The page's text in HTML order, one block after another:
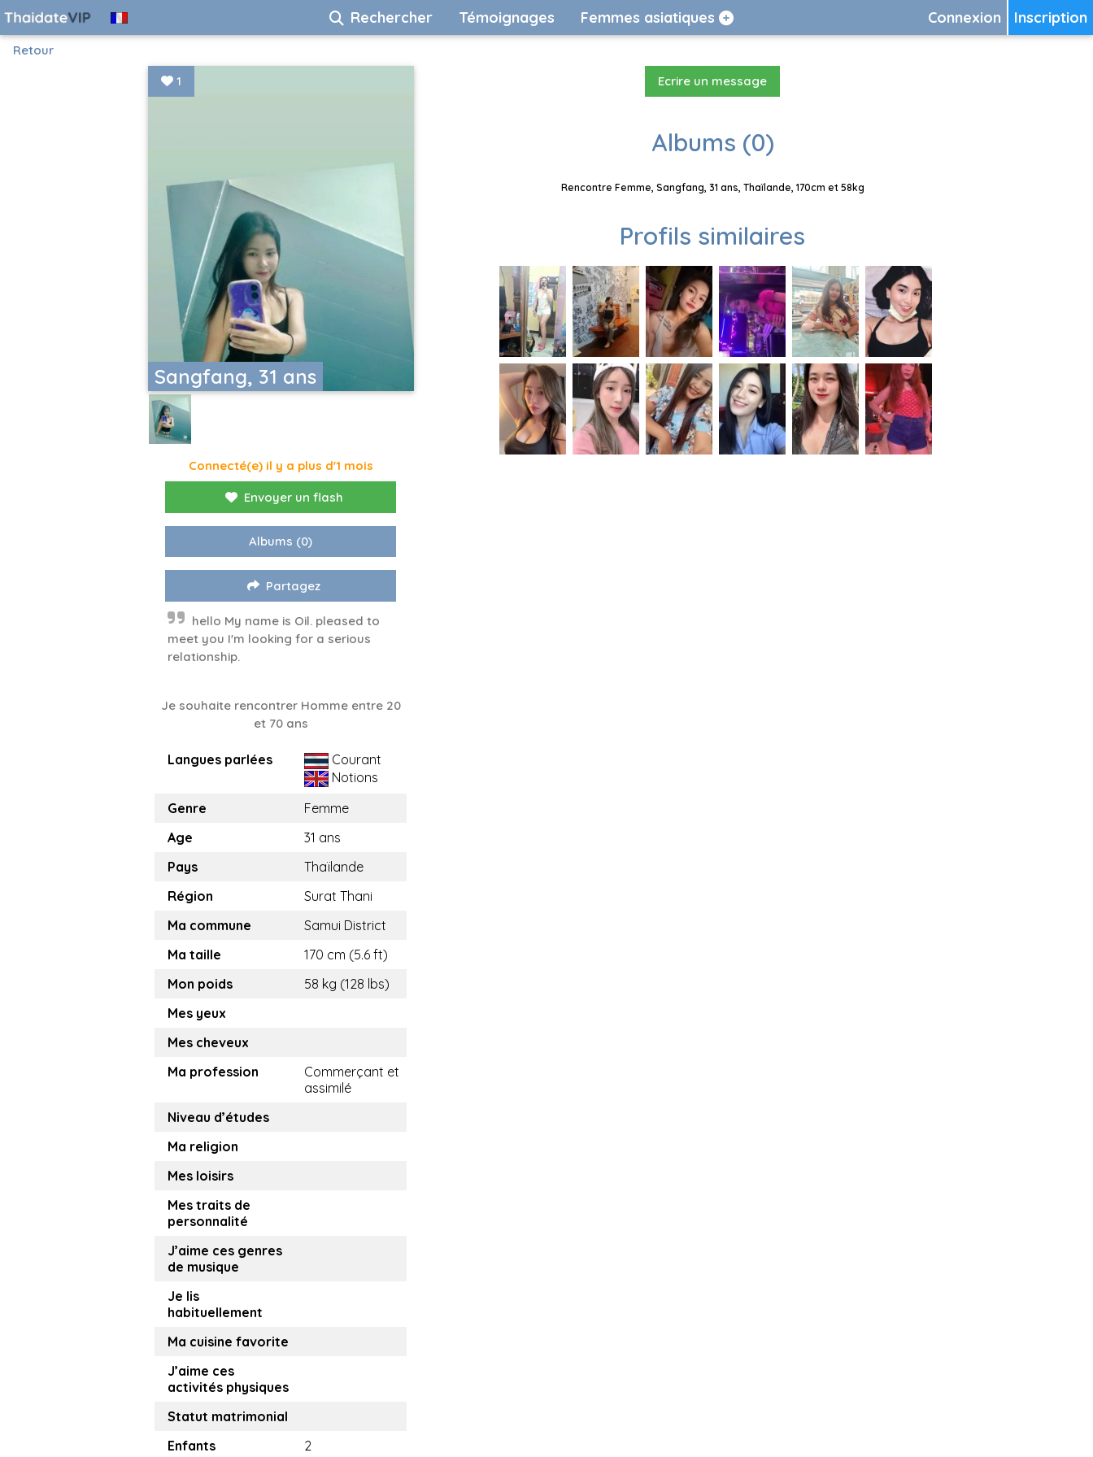
Inscription
Connexion
Rechercher Témoignages Femmes asiatiques
Retour
Sangfang, 31 ans
1
Connecté(e) il y a plus d'1 mois
Envoyer un flash
Albums (0)
Partagez
hello My name is Oil. pleased to
meet you I'm looking for a serious
relationship.
Je souhaite rencontrer Homme entre 20
et 70 ans
Langues parlées
Courant
Notions
Genre
Femme
Age
31 ans
Pays
Thaïlande
Région
Surat Thani
Ma commune
Samui District
Ma taille
170 cm (5.6 ft)
Mon poids
58 kg (128 lbs)
Mes yeux
Mes cheveux
Ma profession
Commerçant et
assimilé
Niveau d’études
Ma religion
Mes loisirs
Mes traits de
personnalité
J’aime ces genres
de musique
Je lis
habituellement
Ma cuisine favorite
J’aime ces
activités physiques
Statut matrimonial
Enfants
2
Ecrire un message
Albums (0)
Rencontre Femme, Sangfang, 31 ans, Thaïlande, 170cm et 58kg
Profils similaires